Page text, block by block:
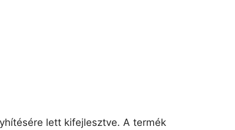
lett kifejlesztve. A termék